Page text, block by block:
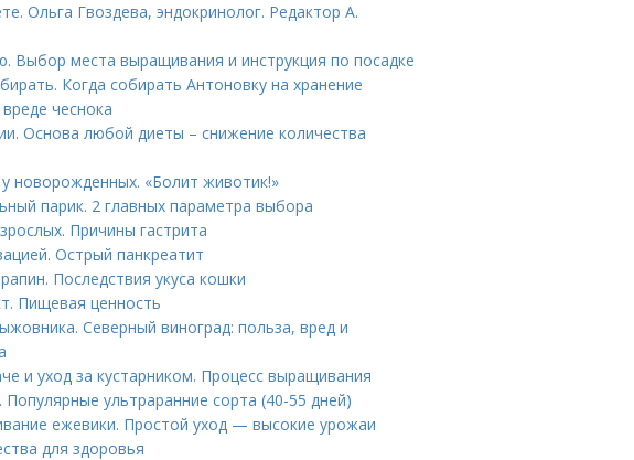
Ольга Гвоздева, эндокринолог. Редактор А.
Выбор места выращивания и инструкция по посадке
Когда собирать Антоновку на хранение
чеснока
Основа любой диеты – снижение количества
новорожденных. «Болит животик!»
парик. 2 главных параметра выбора
Причины гастрита
Острый панкреатит
Последствия укуса кошки
Пищевая ценность
Северный виноград: польза, вред и
и уход за кустарником. Процесс выращивания
ультраранние сорта (40-55 дней)
ежевики. Простой уход — высокие урожаи
для здоровья